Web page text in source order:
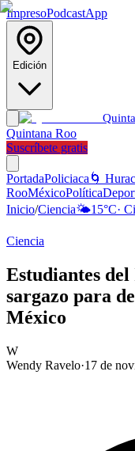
ImpresoPodcastApp
Edición
Quinta
Quintana Roo
Suscríbete gratis
PortadaPoliciaca 🌀
RooMéxicoPolítica
Inicio/Ciencia🌤️15°C·
Ciencia
Estudiantes
sargazo para
México
W
Wendy Ravelo·17 de